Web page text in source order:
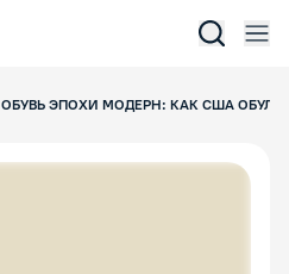
ОБУВЬ ЭПОХИ МОДЕРН: КАК США ОБУЛИ